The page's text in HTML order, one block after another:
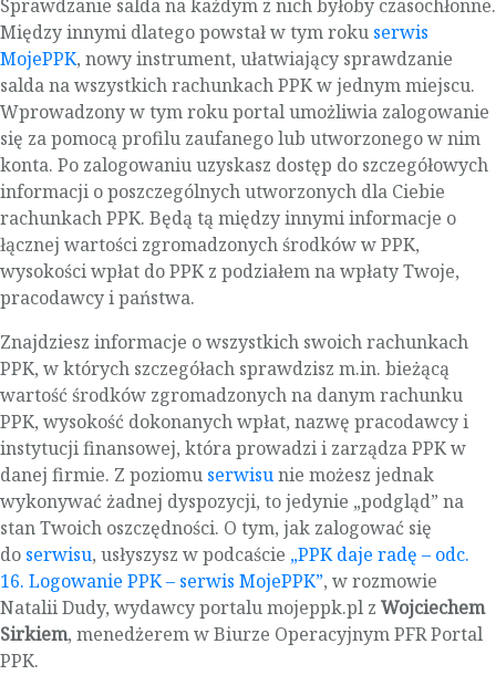
Sprawdzanie salda na każdym z nich byłoby czasochłonne.
Między innymi dlatego powstał w tym roku serwis
MojePPK, nowy instrument, ułatwiający sprawdzanie
salda na wszystkich rachunkach PPK w jednym miejscu.
Wprowadzony w tym roku portal umożliwia zalogowanie
się za pomocą profilu zaufanego lub utworzonego w nim
konta. Po zalogowaniu uzyskasz dostęp do szczegółowych
informacji o poszczególnych utworzonych dla Ciebie
rachunkach PPK. Będą tą między innymi informacje o
łącznej wartości zgromadzonych środków w PPK,
wysokości wpłat do PPK z podziałem na wpłaty Twoje,
pracodawcy i państwa.
Znajdziesz informacje o wszystkich swoich rachunkach
PPK, w których szczegółach sprawdzisz m.in. bieżącą
wartość środków zgromadzonych na danym rachunku
PPK, wysokość dokonanych wpłat, nazwę pracodawcy i
instytucji finansowej, która prowadzi i zarządza PPK w
danej firmie. Z poziomu serwisunie możesz jednak
wykonywać żadnej dyspozycji, to jedynie „podgląd” na
stan Twoich oszczędności. O tym, jak zalogować się
do serwisu, usłyszysz w podcaście „PPK daje radę – odc.
16. Logowanie PPK – serwis MojePPK”, w rozmowie
Natalii Dudy, wydawcy portalu mojeppk.pl z Wojciechem
Sirkiem, menedżerem w Biurze Operacyjnym PFR Portal
PPK.